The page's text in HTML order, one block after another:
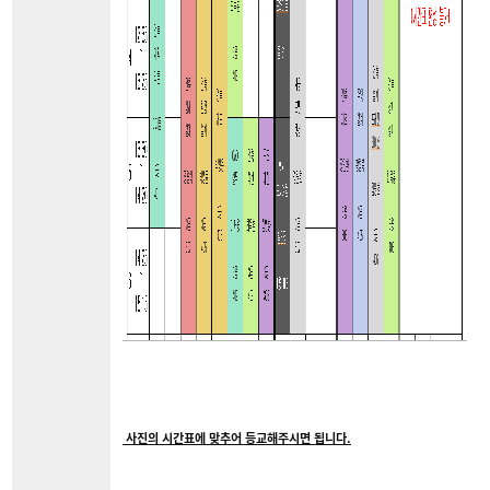
사진의 시간표에 맞추어 등교해주시면 됩니다.